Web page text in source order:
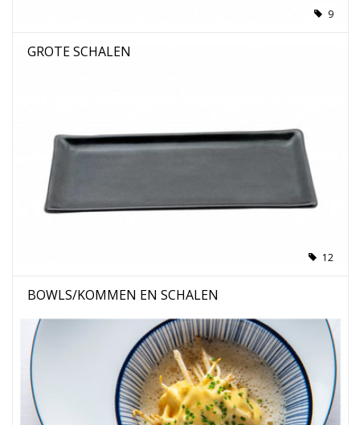
9
GROTE SCHALEN
12
BOWLS/KOMMEN EN SCHALEN